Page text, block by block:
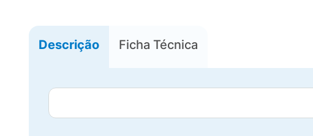
Descrição Ficha Técnica